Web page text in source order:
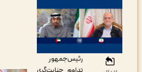
رئیس‌جمهور